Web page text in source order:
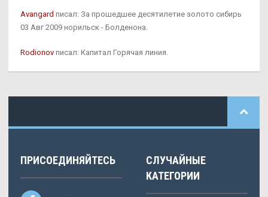
Avangard писал: За прошедшее десятилетие золото сибирь
03 Авг 2009 норильск - Болденона.
Rodionov писал: Капитал Горячая линия.
ПРИСОЕДИНЯЙТЕСЬ
СЛУЧАЙНЫЕ
КАТЕГОРИИ